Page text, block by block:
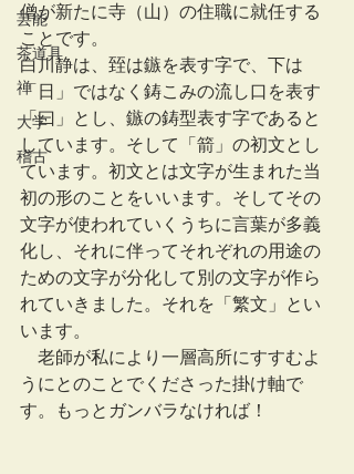
芸能
茶道具
禅
大学
稽古
僧が新たに寺（山）の住職に就任する
ことです。
白川静は、臸は鏃を表す字で、下は
「日」ではなく鋳こみの流し口を表す
「曰」とし、鏃の鋳型表す字であると
しています。そして「箭」の初文とし
ています。初文とは文字が生まれた当
初の形のことをいいます。そしてその
文字が使われていくうちに言葉が多義
化し、それに伴ってそれぞれの用途の
ための文字が分化して別の文字が作ら
れていきました。それを「繁文」とい
います。
老師が私により一層高所にすすむよ
うにとのことでくださった掛け軸で
す。もっとガンバラなければ！